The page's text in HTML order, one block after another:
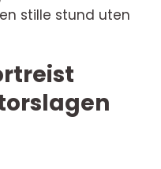
stille stund uten